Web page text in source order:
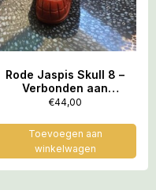
Rode Jaspis Skull 8 –
Verbonden aan
Feeërieke Elfenwereld
2.7 x 2.9 cm
€44,00
Toevoegen aan
winkelwagen